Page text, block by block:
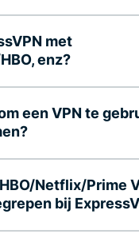
met
enz?
een VPN te
Netflix/Prime
bij